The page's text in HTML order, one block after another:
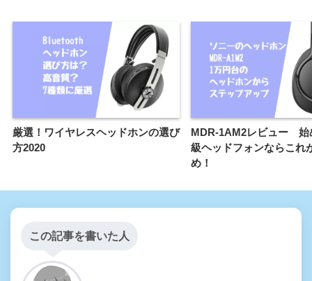
厳選！ワイヤレスヘッドホンの選び
方2020
MDR-1AM2レビュー 始
級ヘッドフォンならこれ
め！
この記事を書いた人